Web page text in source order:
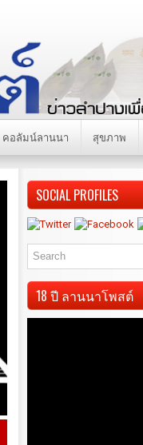
คอลัมน์ลานนา สุขภาพ
SOCIAL PROFILES
18 ปี ลานนาโพสต์